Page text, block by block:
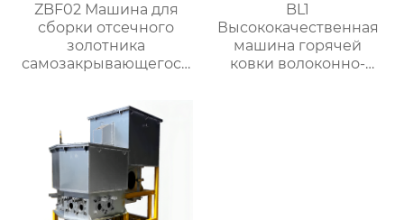
ZBF02 Машина для
сборки отсечного
золотника
самозакрывающегося
BL1
Высококачественная
машина горячей
ковки волоконно-